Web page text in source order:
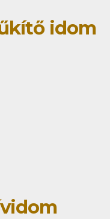
idom